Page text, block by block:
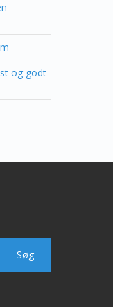
og godt